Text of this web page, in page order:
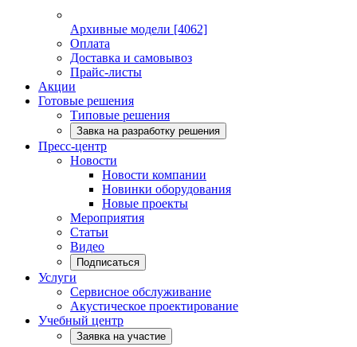
Архивные модели [4062]
Оплата
Доставка и самовывоз
Прайс-листы
Акции
Готовые решения
Типовые решения
Завка на разработку решения
Пресс-центр
Новости
Новости компании
Новинки оборудования
Новые проекты
Мероприятия
Статьи
Видео
Подписаться
Услуги
Сервисное обслуживание
Акустическое проектирование
Учебный центр
Заявка на участие